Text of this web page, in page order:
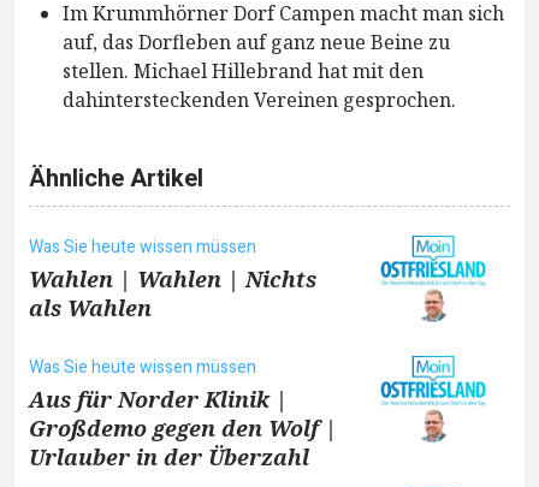
Im Krummhörner Dorf Campen macht man sich
auf, das Dorfleben auf ganz neue Beine zu
stellen. Michael Hillebrand hat mit den
dahintersteckenden Vereinen gesprochen.
Ähnliche Artikel
Was Sie heute wissen müssen
Wahlen | Wahlen | Nichts
als Wahlen
Was Sie heute wissen müssen
Aus für Norder Klinik |
Großdemo gegen den Wolf |
Urlauber in der Überzahl